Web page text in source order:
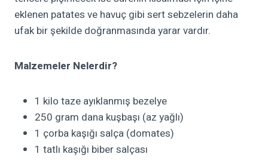
eklenen patates ve havuç gibi sert sebzelerin daha
ufak bir şekilde doğranmasında yarar vardır.
Malzemeler Nelerdir?
1 kilo taze ayıklanmış bezelye
250 gram dana kuşbaşı (az yağlı)
1 çorba kaşığı salça (domates)
1 tatlı kaşığı biber salçası